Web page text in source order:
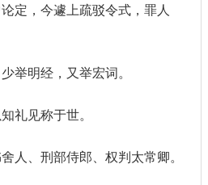
定，今遽上疏驳令式，罪人
举明经，又举宏词。
礼见称于世。
人、刑部侍郎、权判太常卿。